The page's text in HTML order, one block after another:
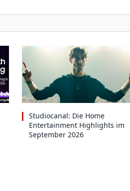
Studiocanal: Die Home
Entertainment Highlights im
September 2026